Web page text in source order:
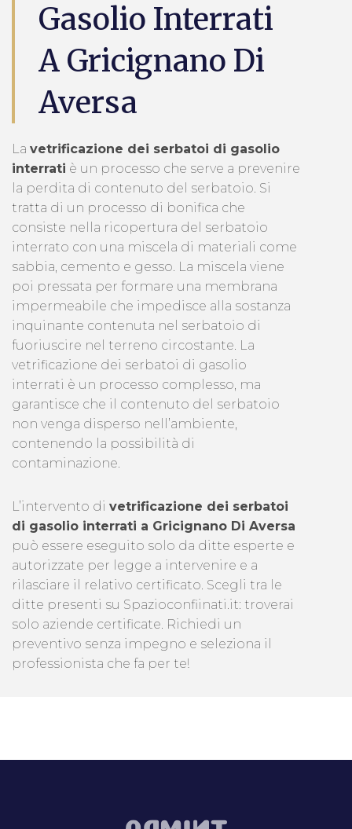
Gasolio Interrati
A Gricignano Di
Aversa
La vetrificazione dei serbatoi di gasolio
interrati è un processo che serve a prevenire
la perdita di contenuto del serbatoio. Si
tratta di un processo di bonifica che
consiste nella ricopertura del serbatoio
interrato con una miscela di materiali come
sabbia, cemento e gesso. La miscela viene
poi pressata per formare una membrana
impermeabile che impedisce alla sostanza
inquinante contenuta nel serbatoio di
fuoriuscire nel terreno circostante. La
vetrificazione dei serbatoi di gasolio
interrati è un processo complesso, ma
garantisce che il contenuto del serbatoio
non venga disperso nell’ambiente,
contenendo la possibilità di
contaminazione.
L’intervento di vetrificazione dei serbatoi
di gasolio interrati a Gricignano Di Aversa
può essere eseguito solo da ditte esperte e
autorizzate per legge a intervenire e a
rilasciare il relativo certificato. Scegli tra le
ditte presenti su Spazioconfiinati.it: troverai
solo aziende certificate. Richiedi un
preventivo senza impegno e seleziona il
professionista che fa per te!